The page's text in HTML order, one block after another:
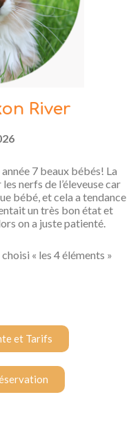
River
7 beaux bébés! La
nerfs de l’éleveuse car
bébé, et cela a tendance
un très bon état et
on a juste patienté.
« les 4 éléments »
et Tarifs